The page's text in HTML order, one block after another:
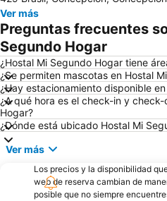
Ver más
Preguntas frecuentes
Segundo Hogar
¿Hostal Mi Segundo Hogar tiene
¿Se permiten mascotas en Hostal
¿Hay estacionamiento disponible
¿A qué hora es el check-in y
Hogar?
¿Dónde está ubicado Hostal Mi
Ver más
Los precios y la disponibilidad
web de reserva cambian de
posible que no siempre